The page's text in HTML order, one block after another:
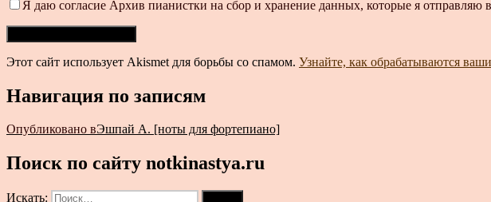
Я даю согласие Архив пианистки на сбор и хранение данных, которые я отправляю
Этот сайт использует Akismet для борьбы со спамом. Узнайте, как обрабатываются
Навигация по записям
Опубликовано вЭшпай А. [ноты для фортепиано]
Поиск по сайту notkinastya.ru
Искать: